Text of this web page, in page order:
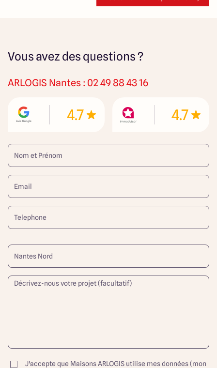
Vous avez des questions ?
ARLOGIS Nantes : 02 49 88 43 16
4.7 4.7
J'accepte que Maisons ARLOGIS utilise mes données (mon